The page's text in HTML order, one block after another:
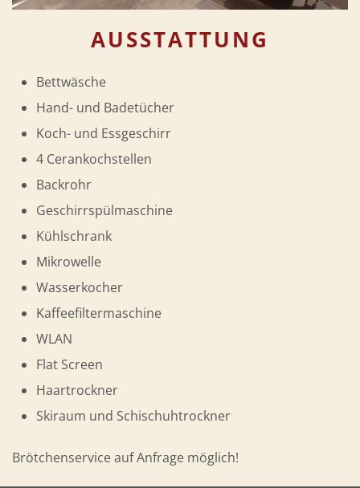
AUSSTATTUNG
Bettwäsche
Hand- und Badetücher
Koch- und Essgeschirr
4 Cerankochstellen
Backrohr
Geschirrspülmaschine
Kühlschrank
Mikrowelle
Wasserkocher
Kaffeefiltermaschine
WLAN
Flat Screen
Haartrockner
Skiraum und Schischuhtrockner
Brötchenservice auf Anfrage möglich!